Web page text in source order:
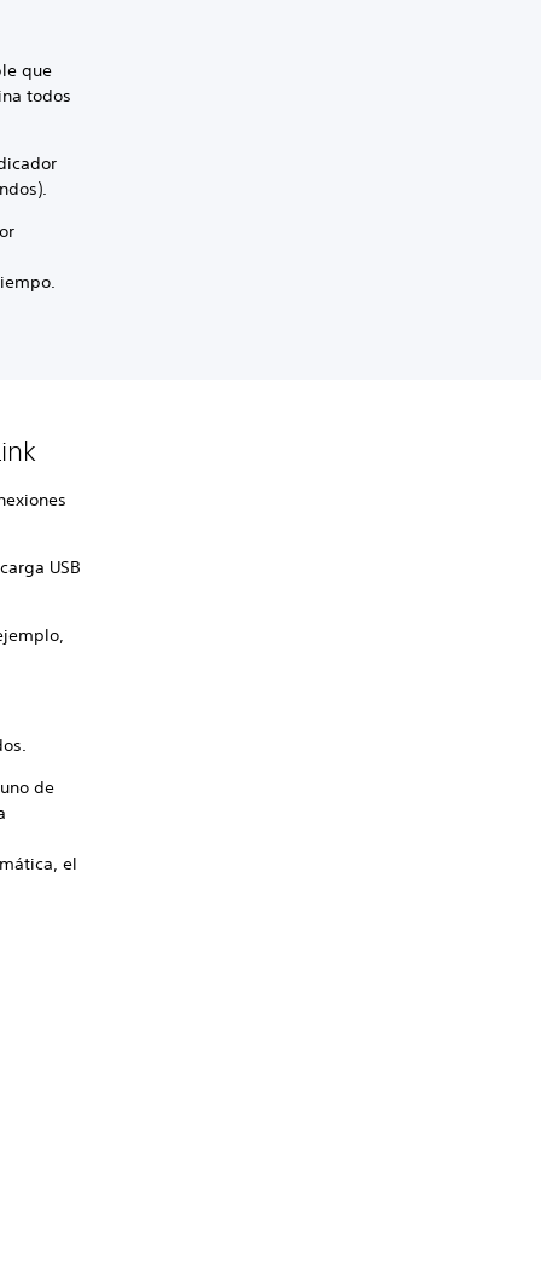
que
todos
USB
de
el